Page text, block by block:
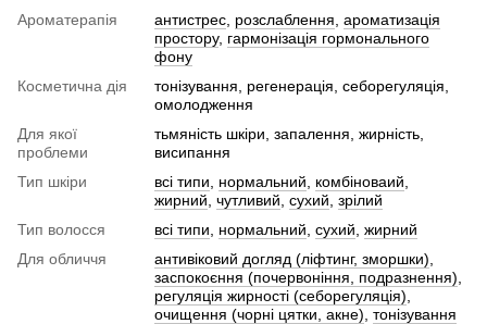
Ароматерапія
антистрес розслаблення ароматизація
простору, гармонізація гормонального
фону
Косметична дія
тонізування, регенерація, себорегуляція,
омолодження
Для якої
проблеми
тьмяність шкіри, запалення, жирність,
висипання
Тип шкіри
всі типи нормальний комбіноваий
жирний чутливий сухий зрілий
Тип волосся
всі типи нормальний сухий жирний
Для обличчя
антивіковий догляд (ліфтинг, зморшки)
заспокоєння (почервоніння, подразнення)
регуляція жирності (себорегуляція)
очищення (чорні цятки, акне) тонізування